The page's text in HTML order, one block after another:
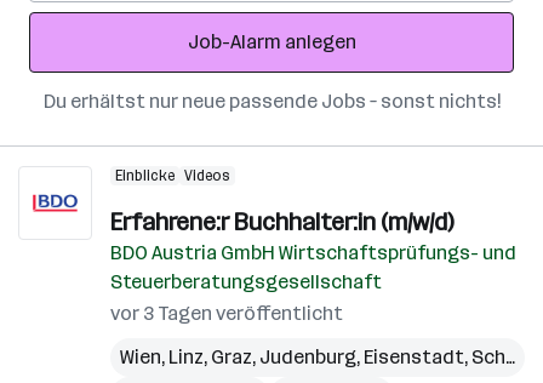
Adresse
Job-Alarm anlegen
Du erhältst nur neue passende Jobs – sonst nichts!
Einblicke Videos
Erfahrene:r Buchhalter:in (m/w/d)
BDO Austria GmbH Wirtschaftsprüfungs- und
Steuerberatungsgesellschaft
vor 3 Tagen veröffentlicht
Wien, Linz, Graz, Judenburg, Eisenstadt, Schwaz